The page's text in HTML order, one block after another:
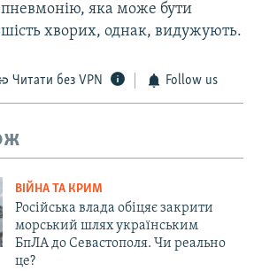
яка може бути
хворих, однак, видужують.
Читати без VPN Follow us
ВІЙНА ТА КРИМ
Російська влада обіцяє закрити
морський шлях українським
БпЛА до Севастополя. Чи реально
це?